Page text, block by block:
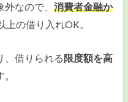
外なので、消費者金融か
上の借り入れOK。
、借りられる限度額を高